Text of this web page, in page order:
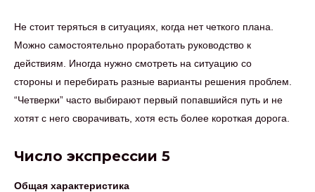
Не стоит теряться в ситуациях, когда нет четкого плана.
Можно самостоятельно проработать руководство к
действиям. Иногда нужно смотреть на ситуацию со
стороны и перебирать разные варианты решения проблем.
“Четверки” часто выбирают первый попавшийся путь и не
хотят с него сворачивать, хотя есть более короткая дорога.
Число экспрессии 5
Общая характеристика